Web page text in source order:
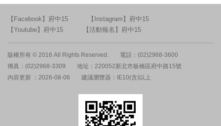
【Facebook】府中15
【Instagram】府中15
【Youtube】府中15
【活動報名】府中15
版權所有 © 2016 All Rights Reserved.
電話：(02)2968-3600
傳真：(02)2968-3309
地址：220052新北市板橋區府中路15號
內容更新 ：2026-08-06
建議瀏覽器：IE10(含)以上